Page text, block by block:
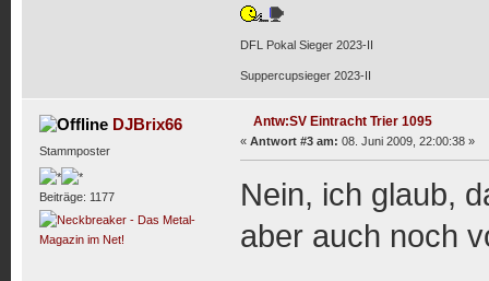
DFL Pokal Sieger 2023-II
Suppercupsieger 2023-II
DJBrix66
Stammposter
Beiträge: 1177
Antw:SV Eintracht Trier 1095
« Antwort #3 am: 08. Juni 2009, 22:00:38 »
Nein, ich glaub,
aber auch noch